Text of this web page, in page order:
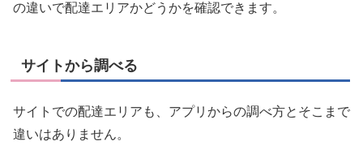
の違いで配達エリアかどうかを確認できます。
サイトから調べる
サイトでの配達エリアも、アプリからの調べ方とそこまで
違いはありません。